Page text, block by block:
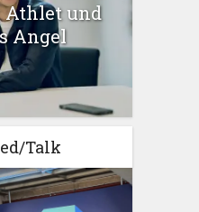
Athlet und
Angel
Talk